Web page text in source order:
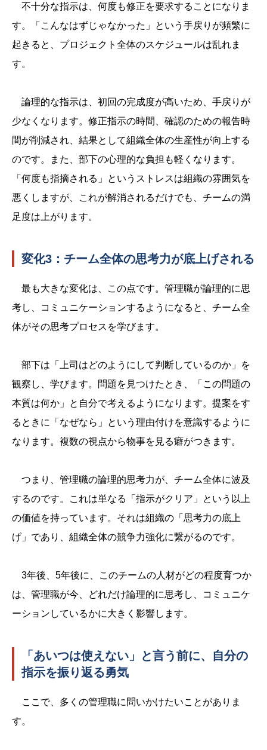
不十分な指示は、何度も修正を要求することになりま
す。「こんなはずじゃなかった」という手戻りが頻繁に
起きると、プロジェクト全体のスケジュールは乱れま
す。
論理的な指示は、初回の完成度が高いため、手戻りが
少なくなります。修正指示の時間、確認のための報告時
間が削減され、結果として組織全体の生産性が向上する
のです。また、部下の心理的な負担も軽くなります。
「何度も指摘される」というストレスは組織の雰囲気を
悪くしますが、これが解消されるだけでも、チームの満
足度は上がります。
変化3：チーム全体の思考力が底上げされる
最も大きな変化は、この点です。管理職が論理的に思
考し、コミュニケーションするようになると、チーム全
体がその思考プロセスを学びます。
部下は「上司はどのようにして判断しているのか」を
観察し、学びます。問題を見つけたとき、「この問題の
本質は何か」と自分で考えるようになります。提案をす
るときに「なぜなら」という理由付けを意識するように
なります。複数の視点から物事を見る癖がつきます。
つまり、管理職の論理的思考力が、チーム全体に波及
するのです。これは単なる「指示がクリア」という以上
の価値を持っています。それは組織の「思考力の底上
げ」であり、組織全体の競争力強化に繋がるのです。
3年後、5年後に、このチームの人材がどの程度育つか
は、管理職が今、どれだけ論理的に思考し、コミュニケ
ーションしているかに大きく影響します。
「あいつは使えない」と言う前に、自分の
指示を振り返る勇気
ここで、多くの管理職に問いかけたいことがありま
す。